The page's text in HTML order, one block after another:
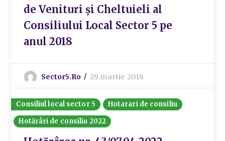
de Venituri și Cheltuieli al
Consiliului Local Sector 5 pe
anul 2018
Sector5.ro 29 martie 2018
Consiliul local sector 5
Hotarari de consiliu
Hotărâri de consiliu 2022